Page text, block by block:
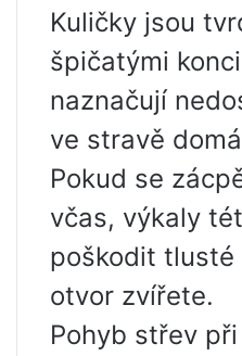
Kuličky jsou
špičatými
naznačují
ve stravě
Pokud se
včas, výkaly
poškodit
otvor zvířete.
Pohyb střev